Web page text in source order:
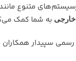
متنوع
خارجی به شما کمک
رسمی سپیدار